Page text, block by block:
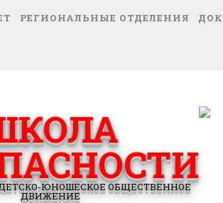
РЕГИОНАЛЬНЫЕ ОТДЕЛЕНИЯ
ЮНОШЕСКОЕ ОБЩЕСТВЕННОЕ
ДВИЖЕНИЕ